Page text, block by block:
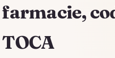
farmacie,
TOCA